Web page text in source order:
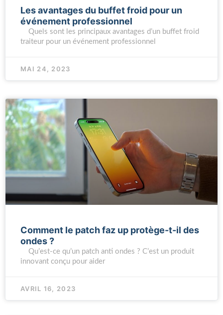
Les avantages du buffet froid pour un
événement professionnel
Quels sont les principaux avantages d’un buffet froid
traiteur pour un événement professionnel
MAI 24, 2023
Comment le patch faz up protège-t-il des
ondes ?
Qu’est-ce qu’un patch anti ondes ? C’est un produit
innovant conçu pour aider
AVRIL 16, 2023